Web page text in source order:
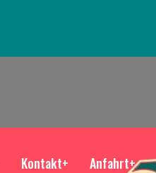
Kontakt+ Anfahrt+